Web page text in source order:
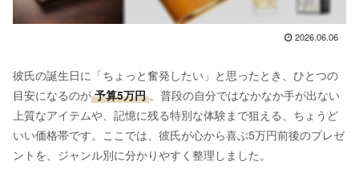
2026.06.06
彼氏の誕生日に「ちょっと奮発したい」と思ったとき、ひとつの
目安になるのが 予算5万円 。普段の自分ではなかなか手が出ない
上質なアイテムや、記憶に残る特別な体験まで狙える、ちょうど
いい価格帯です。ここでは、彼氏が心から喜ぶ5万円前後のプレゼ
ントを、ジャンル別に分かりやすく整理しました。